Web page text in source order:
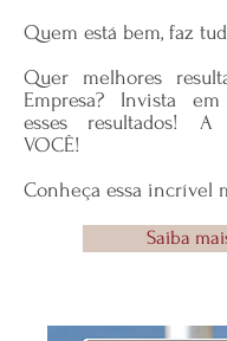
Quem está bem, faz
Quer melhores
Empresa? Invista
esses resultados!
VOCÊ!
Conheça essa incrível
Saiba